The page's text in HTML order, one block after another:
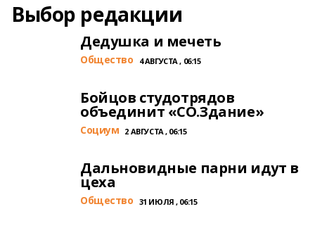
Выбор редакции
Дедушка и мечеть
Общество 4 АВГУСТА , 06:15
Бойцов студотрядов
объединит «СО.Здание»
Cоциум 2 АВГУСТА , 06:15
Дальновидные парни идут в
цеха
Общество 31 ИЮЛЯ , 06:15